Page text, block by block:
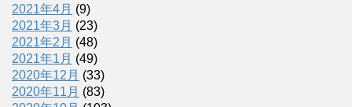
2021年4月 (9)
2021年3月 (23)
2021年2月 (48)
2021年1月 (49)
2020年12月 (33)
2020年11月 (83)